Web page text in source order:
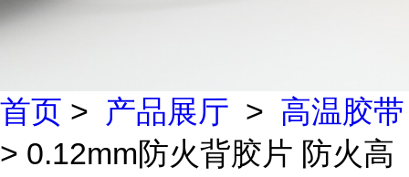
首页 > 产品展厅 > 高温胶带
> 0.12mm防火背胶片 防火高